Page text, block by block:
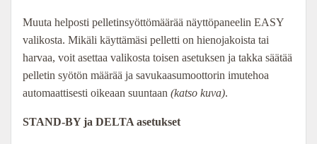
Muuta helposti pelletinsyöttömäärää näyttöpaneelin EASY
valikosta. Mikäli käyttämäsi pelletti on hienojakoista tai
harvaa, voit asettaa valikosta toisen asetuksen ja takka säätää
pelletin syötön määrää ja savukaasumoottorin imutehoa
automaattisesti oikeaan suuntaan (katso kuva).
STAND-BY ja DELTA asetukset